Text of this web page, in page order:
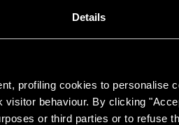
Details
profiling cookies to personalise
behaviour. By clicking
or third parties or to refuse